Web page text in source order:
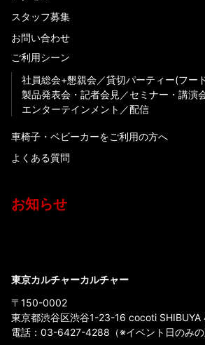
スタッフ募集
お問い合わせ
ご利用シーン
社員総会+懇親会
貸切パーティー(フー
製品発表会・記者会見
セミナー・講演
エンターテインメント
配信
車椅子・ベビーカーをご利用の方へ
よくある質問
お知らせ
東京カルチャーカルチャー
〒150-0002
東京都渋谷区渋谷1-23-16 cocoti SHIBUYA
電話： 03-6427-4288 （※イベント日のみ